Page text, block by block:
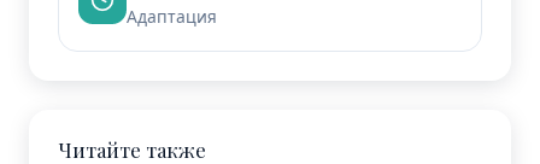
Адаптация
Читайте также